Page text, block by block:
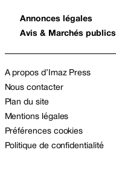
Annonces légales
Avis & Marchés publics
A propos d’Imaz Press
Nous contacter
Plan du site
Mentions légales
Préférences cookies
Politique de confidentialité